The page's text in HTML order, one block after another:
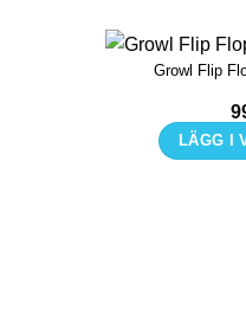
Growl Flip
LÄGG I